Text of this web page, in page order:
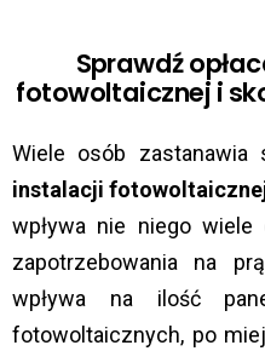
Sprawdź
fotowoltaicznej i
Wiele osób zastanawia
instalacji
wpływa nie niego
zapotrzebowania na
wpływa na ilość
fotowoltaicznych, po